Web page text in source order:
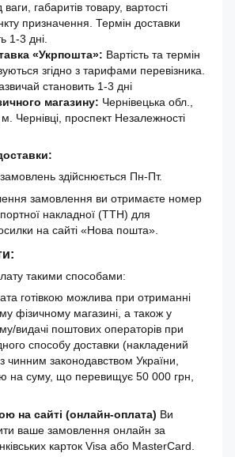
габаритів товару, вартості
призначення. Термін доставки
1-3 дні.
«Укрпошта»: Вартість та термін
згідно з тарифами перевізника.
становить 1-3 дні
магазину: Чернівецька обл.,
Чернівці, проспект Незалежності
здійснюється Пн-Пт.
замовлення ви отримаєте номер
накладної (ТТН) для
на сайті «Нова пошта».
такими способами:
готівкою можлива при отриманні
фізичному магазині, а також у
видачі поштових операторів при
способу доставки (накладений
чинним законодавством України,
на суму, що перевищує 50 000 грн,
на сайті (онлайн-оплата) Ви
ваше замовлення онлайн за
карток Visa або MasterCard.